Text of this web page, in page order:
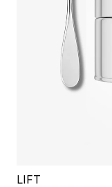
LIFT